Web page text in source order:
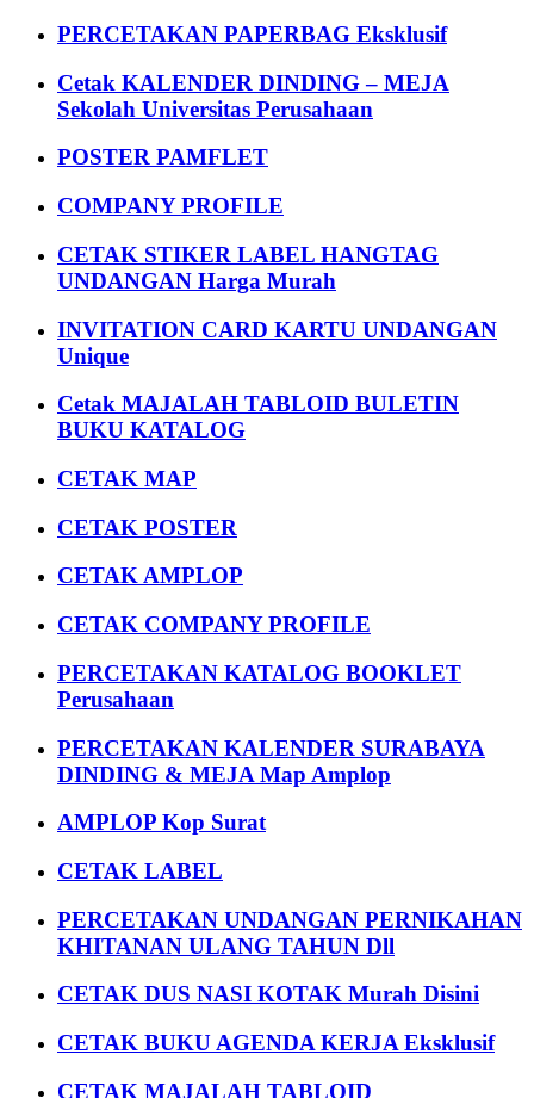
PERCETAKAN PAPERBAG Eksklusif
Cetak KALENDER DINDING – MEJA
Sekolah Universitas Perusahaan
POSTER PAMFLET
COMPANY PROFILE
CETAK STIKER LABEL HANGTAG
UNDANGAN Harga Murah
INVITATION CARD KARTU UNDANGAN
Unique
Cetak MAJALAH TABLOID BULETIN
BUKU KATALOG
CETAK MAP
CETAK POSTER
CETAK AMPLOP
CETAK COMPANY PROFILE
PERCETAKAN KATALOG BOOKLET
Perusahaan
PERCETAKAN KALENDER SURABAYA
DINDING & MEJA Map Amplop
AMPLOP Kop Surat
CETAK LABEL
PERCETAKAN UNDANGAN PERNIKAHAN
KHITANAN ULANG TAHUN Dll
CETAK DUS NASI KOTAK Murah Disini
CETAK BUKU AGENDA KERJA Eksklusif
CETAK MAJALAH TABLOID